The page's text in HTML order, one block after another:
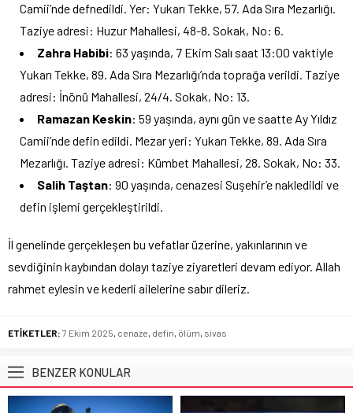
Camii’nde defnedildi. Yer: Yukarı Tekke, 57. Ada Sıra Mezarlığı.
Taziye adresi: Huzur Mahallesi, 48-8. Sokak, No: 6.
Zahra Habibi: 63 yaşında, 7 Ekim Salı saat 13:00 vaktiyle
Yukarı Tekke, 89. Ada Sıra Mezarlığı’nda toprağa verildi. Taziye
adresi: İnönü Mahallesi, 24/4. Sokak, No: 13.
Ramazan Keskin: 59 yaşında, aynı gün ve saatte Ay Yıldız
Camii’nde defin edildi. Mezar yeri: Yukarı Tekke, 89. Ada Sıra
Mezarlığı. Taziye adresi: Kümbet Mahallesi, 28. Sokak, No: 33.
Salih Taştan: 90 yaşında, cenazesi Suşehir’e nakledildi ve
defin işlemi gerçekleştirildi.
İl genelinde gerçekleşen bu vefatlar üzerine, yakınlarının ve
sevdiğinin kaybından dolayı taziye ziyaretleri devam ediyor. Allah
rahmet eylesin ve kederli ailelerine sabır dileriz.
ETİKETLER: 7 Ekim 2025, cenaze, defin, ölüm, sivas
BENZER KONULAR